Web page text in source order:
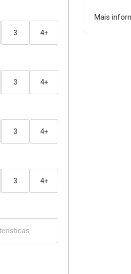
3 4+
3 4+
3 4+
3 4+
Mais